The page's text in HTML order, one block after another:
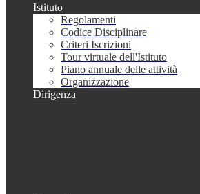
Istituto
Regolamenti
Codice Disciplinare
Criteri Iscrizioni
Tour virtuale dell'Istituto
Piano annuale delle attività
Organizzazione
Dirigenza